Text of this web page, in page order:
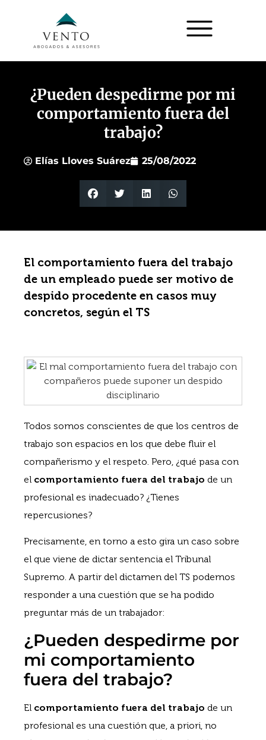
¿Pueden despedirme por mi
comportamiento fuera del
trabajo?
Elías Lloves Suárez 25/08/2022
El comportamiento fuera del trabajo
de un empleado puede ser motivo de
despido procedente en casos muy
concretos, según el TS
Todos somos conscientes de que los centros de
trabajo son espacios en los que debe fluir el
compañerismo y el respeto. Pero, ¿qué pasa con
el comportamiento fuera del trabajo de un
profesional es inadecuado? ¿Tienes
repercusiones?
Precisamente, en torno a esto gira un caso sobre
el que viene de dictar sentencia el Tribunal
Supremo. A partir del dictamen del TS podemos
responder a una cuestión que se ha podido
preguntar más de un trabajador:
¿Pueden despedirme por
mi comportamiento
fuera del trabajo?
El comportamiento fuera del trabajo de un
profesional es una cuestión que, a priori, no